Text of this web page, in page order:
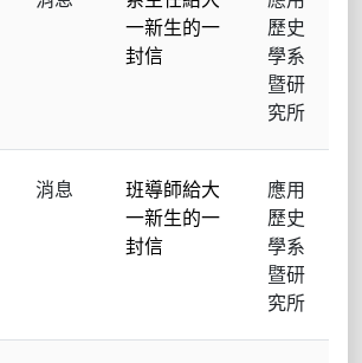
一新生的一
封信
歷史
學系
暨研
究所
消息
班導師給大
一新生的一
封信
應用
歷史
學系
暨研
究所